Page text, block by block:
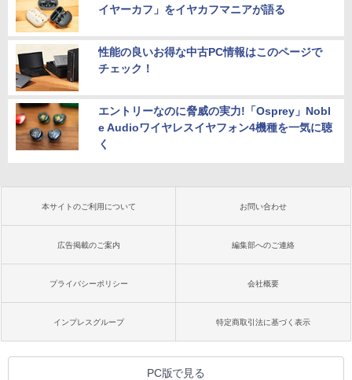
イヤーカフ」をイヤカフマニアが語る
性能の良いお得な中古PC情報はこのページで
チェック！
エントリーなのに脅威の実力!「Osprey」Nobl
e Audioワイヤレスイヤフォン4機種を一気に聴
く
本サイトのご利用について お問い合わせ
広告掲載のご案内 編集部へのご連絡
プライバシーポリシー 会社概要
インプレスグループ 特定商取引法に基づく表示
PC版で見る